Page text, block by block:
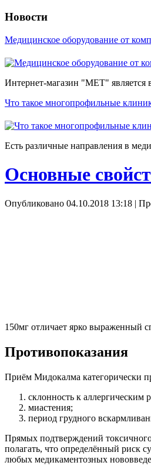
Новости
Медицинское оборудование от
Интернет-магазин "МЕТ" является
Что такое многопрофильные
Есть различные направления в
Основные
Опубликовано 04.10.2018 13:18 |
150мг отличает ярко выраженный
Противопоказания
Приём Мидокалма категорически
склонность к аллергическим
миастения;
период грудного
Прямых подтверждений
полагать, что определённый риск
любых медикаментозных